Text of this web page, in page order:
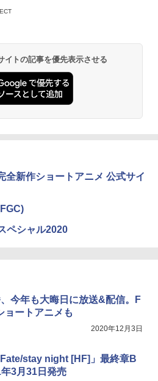
イトの記事を優先表示させる
全新作ショートアニメ 公式サイ
ペシャル2020
今年も大晦日に放送&配信。F
ョートアニメも
2020年12月3日
stay night [HF]」最終章B
3月31日発売